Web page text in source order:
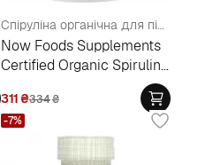
Спіруліна органічна для підвищення імунітету, схуднення та загального здоров'я організму
Now Foods Supplements
Certified Organic Spirulina
311₴334₴
-7%